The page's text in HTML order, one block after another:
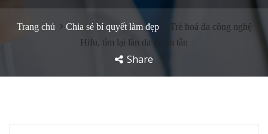
Trang chủ Chia sẻ bí quyết làm đẹp
Trẻ hoá da công nghệ
Hifu, tìm lại làn da thanh tân
Share